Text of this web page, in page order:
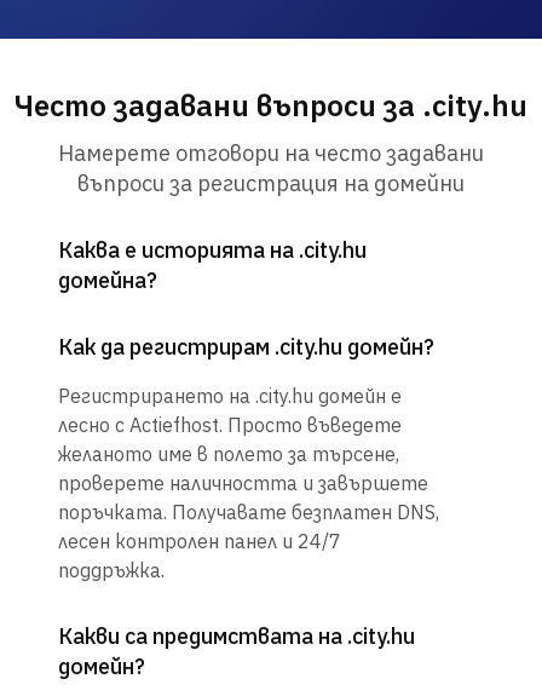
Често задавани въпроси за .city.hu
Намерете отговори на често задавани
въпроси за регистрация на домейни
Каква е историята на .city.hu
домейна?
Как да регистрирам .city.hu домейн?
Регистрирането на .city.hu домейн е
лесно с Actiefhost. Просто въведете
желаното име в полето за търсене,
проверете наличността и завършете
поръчката. Получавате безплатен DNS,
лесен контролен панел и 24/7
поддръжка.
Какви са предимствата на .city.hu
домейн?